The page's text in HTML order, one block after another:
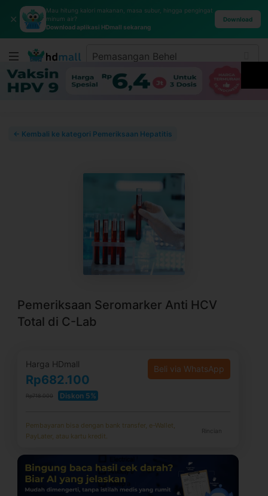
✕
Mau hitung kalori makanan, masa subur, hingga pengingat
minum air?
Download aplikasi HDmall sekarang
Download
← Kembali ke kategori Pemeriksaan Hepatitis
Pemeriksaan Seromarker Anti HCV
Total di C-Lab
Harga HDmall
Rp682.100
Rp718.000 Diskon 5%
Beli via WhatsApp
Pembayaran bisa dengan bank transfer, e-Wallet,
PayLater, atau kartu kredit.
Rincian